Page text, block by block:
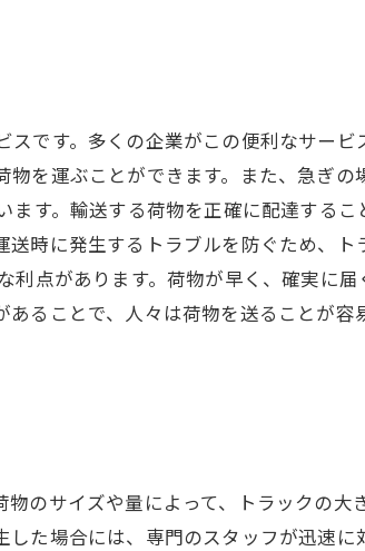
です。多くの企業がこの便利なサー
を運ぶことができます。また、急ぎ
す。輸送する荷物を正確に配達する
時に発生するトラブルを防ぐため、
点があります。荷物が早く、確実に
ることで、人々は荷物を送ることが
のサイズや量によって、トラックの
た場合には、専門のスタッフが迅速に